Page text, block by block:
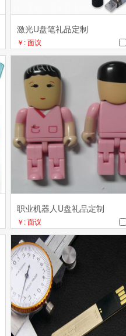
激光U盘笔礼品定制
￥: 面议
职业机器人U盘礼品定制
￥: 面议